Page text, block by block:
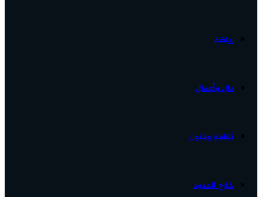
رياضة
مال وأعمال
ثقافة وفنون
خارج الحدود